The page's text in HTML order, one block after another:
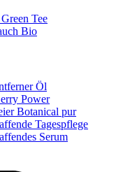
Tee
Bio
Öl
Power
Botanical pur
Tagespflege
Serum